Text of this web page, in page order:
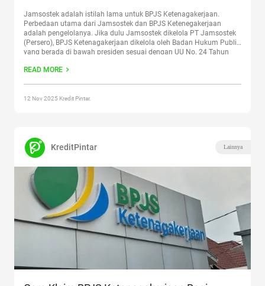
Jamsostek adalah istilah lama untuk BPJS Ketenagakerjaan.
Perbedaan utama dari Jamsostek dan BPJS Ketenegakerjaan
adalah pengelolanya. Jika dulu Jamsostek dikelola PT Jamsostek
(Persero), BPJS Ketenagakerjaan dikelola oleh Badan Hukum Publik
yang berada di bawah presiden sesuai dengan UU No. 24 Tahun
utama dari Jamsostek dan BPJS-TK memiliki kesamaan,
READ MORE
12 Nov 2025 Kredit Pintar.
KreditPintar Lainnya